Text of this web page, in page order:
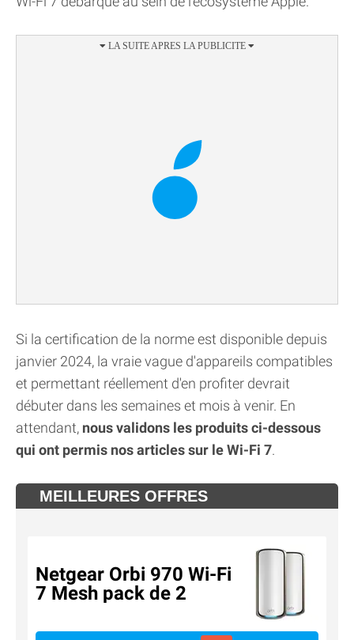
Si la certification de la norme est disponible depuis
janvier 2024, la vraie vague d'appareils compatibles
et permettant réellement d'en profiter devrait
débuter dans les semaines et mois à venir. En
attendant, nous validons les produits ci-dessous
qui ont permis nos articles sur le Wi-Fi 7.
MEILLEURES OFFRES
Netgear Orbi 970 Wi-Fi
7 Mesh pack de 2